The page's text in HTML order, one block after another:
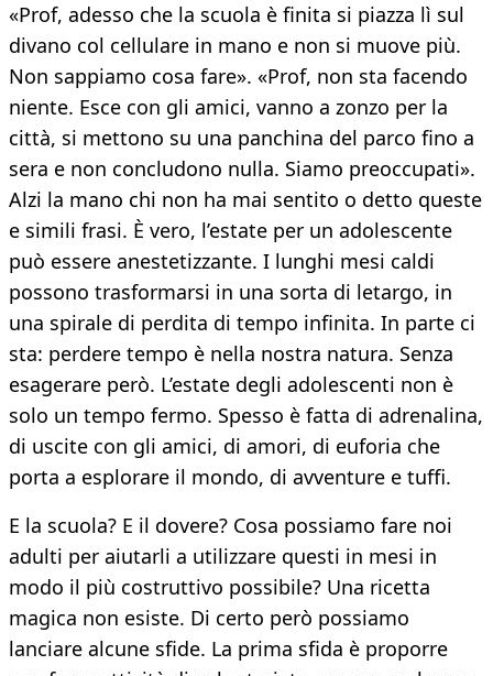
«Prof, adesso che la scuola è finita si piazza lì sul
divano col cellulare in mano e non si muove più.
Non sappiamo cosa fare». «Prof, non sta facendo
niente. Esce con gli amici, vanno a zonzo per la
città, si mettono su una panchina del parco fino a
sera e non concludono nulla. Siamo preoccupati».
Alzi la mano chi non ha mai sentito o detto queste
e simili frasi. È vero, l’estate per un adolescente
può essere anestetizzante. I lunghi mesi caldi
possono trasformarsi in una sorta di letargo, in
una spirale di perdita di tempo infinita. In parte ci
sta: perdere tempo è nella nostra natura. Senza
esagerare però. L’estate degli adolescenti non è
solo un tempo fermo. Spesso è fatta di adrenalina,
di uscite con gli amici, di amori, di euforia che
porta a esplorare il mondo, di avventure e tuffi.
E la scuola? E il dovere? Cosa possiamo fare noi
adulti per aiutarli a utilizzare questi in mesi in
modo il più costruttivo possibile? Una ricetta
magica non esiste. Di certo però possiamo
lanciare alcune sfide. La prima sfida è proporre